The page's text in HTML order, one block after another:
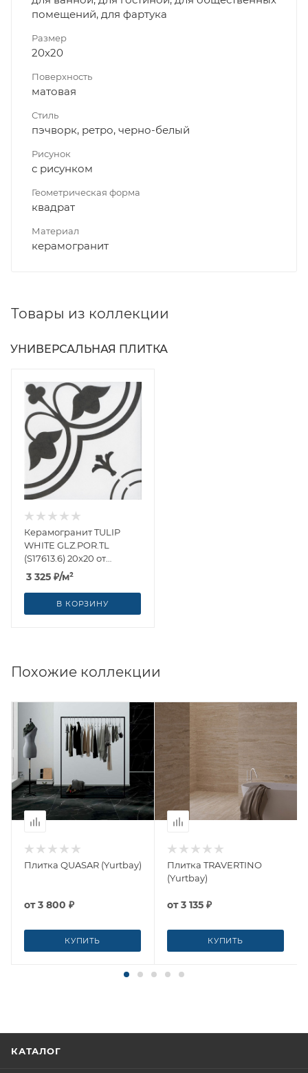
помещений, для фартука
Размер
20x20
Поверхность
матовая
Стиль
пэчворк, ретро, черно-белый
Рисунок
с рисунком
Геометрическая форма
квадрат
Материал
керамогранит
Товары из коллекции
УНИВЕРСАЛЬНАЯ ПЛИТКА
Керамогранит TULIP
WHITE GLZ.POR.TL
(S17613.6) 20x20 от
Yurtbay (Турция)
3 325 ₽/м²
В КОРЗИНУ
Похожие коллекции
Плитка QUASAR (Yurtbay)
от3 800 ₽
КУПИТЬ
Плитка TRAVERTINO
(Yurtbay)
от3 135 ₽
КУПИТЬ
КАТАЛОГ